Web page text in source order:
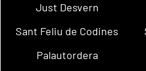
Just Desvern
Sant Feliu de Codines
Palautordera